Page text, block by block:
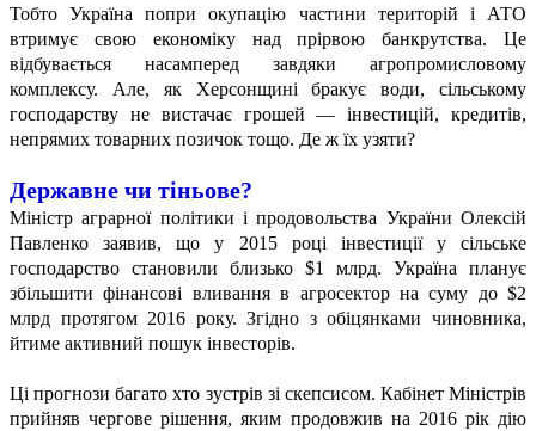
Тобто Україна попри окупацію частини територій і АТО
втримує свою економіку над прірвою банкрутства. Це
відбувається насамперед завдяки агропромисловому
комплексу. Але, як Херсонщині бракує води, сільському
господарству не вистачає грошей — інвестицій, кредитів,
непрямих товарних позичок тощо. Де ж їх узяти?
Державне чи тіньове?
Міністр аграрної політики і продовольства України Олексій
Павленко заявив, що у 2015 році інвестиції у сільське
господарство становили близько $1 млрд. Україна планує
збільшити фінансові вливання в агросектор на суму до $2
млрд протягом 2016 року. Згідно з обіцянками чиновника,
йтиме активний пошук інвесторів.
Ці прогнози багато хто зустрів зі скепсисом. Кабінет Міністрів
прийняв чергове рішення, яким продовжив на 2016 рік дію